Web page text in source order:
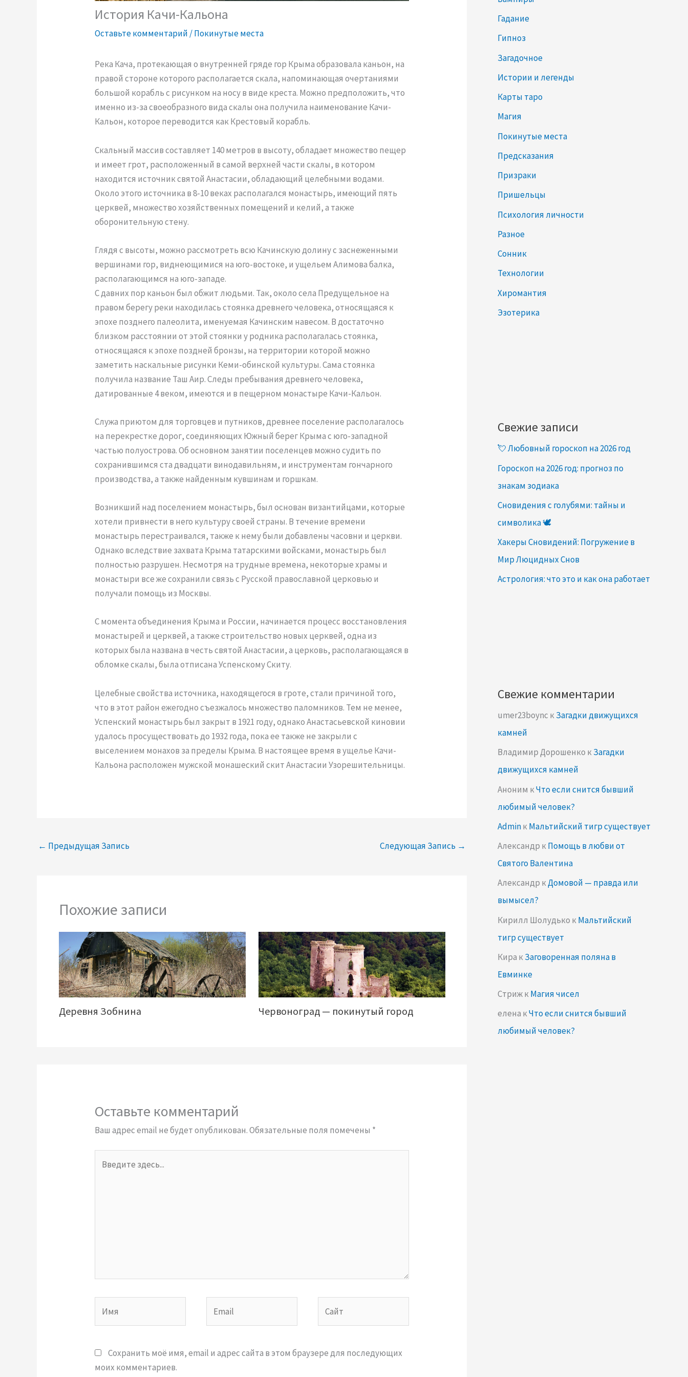
История Качи-Кальона
Оставьте комментарий /Покинутые места
Река Кача, протекающая о внутренней гряде гор Крыма образовала каньон, на
правой стороне которого располагается скала, напоминающая очертаниями
большой корабль с рисунком на носу в виде креста. Можно предположить, что
именно из-за своеобразного вида скалы она получила наименование Качи-
Кальон, которое переводится как Крестовый корабль.
Скальный массив составляет 140 метров в высоту, обладает множество пещер
и имеет грот, расположенный в самой верхней части скалы, в котором
находится источник святой Анастасии, обладающий целебными водами.
Около этого источника в 8-10 веках располагался монастырь, имеющий пять
церквей, множество хозяйственных помещений и келий, а также
оборонительную стену.
Глядя с высоты, можно рассмотреть всю Качинскую долину с заснеженными
вершинами гор, виднеющимися на юго-востоке, и ущельем Алимова балка,
располагающимся на юго-западе.
С давних пор каньон был обжит людьми. Так, около села Предущельное на
правом берегу реки находилась стоянка древнего человека, относящаяся к
эпохе позднего палеолита, именуемая Качинским навесом. В достаточно
близком расстоянии от этой стоянки у родника располагалась стоянка,
относящаяся к эпохе поздней бронзы, на территории которой можно
заметить наскальные рисунки Кеми-обинской культуры. Сама стоянка
получила название Таш Аир. Следы пребывания древнего человека,
датированные 4 веком, имеются и в пещерном монастыре Качи-Кальон.
Служа приютом для торговцев и путников, древнее поселение располагалось
на перекрестке дорог, соединяющих Южный берег Крыма с юго-западной
частью полуострова. Об основном занятии поселенцев можно судить по
сохранившимся ста двадцати винодавильням, и инструментам гончарного
производства, а также найденным кувшинам и горшкам.
Возникший над поселением монастырь, был основан византийцами, которые
хотели привнести в него культуру своей страны. В течение времени
монастырь перестраивался, также к нему были добавлены часовни и церкви.
Однако вследствие захвата Крыма татарскими войсками, монастырь был
полностью разрушен. Несмотря на трудные времена, некоторые храмы и
монастыри все же сохранили связь с Русской православной церковью и
получали помощь из Москвы.
С момента объединения Крыма и России, начинается процесс восстановления
монастырей и церквей, а также строительство новых церквей, одна из
которых была названа в честь святой Анастасии, а церковь, располагающаяся в
обломке скалы, была отписана Успенскому Скиту.
Целебные свойства источника, находящегося в гроте, стали причиной того,
что в этот район ежегодно съезжалось множество паломников. Тем не менее,
Успенский монастырь был закрыт в 1921 году, однако Анастасьевской киновии
удалось просуществовать до 1932 года, пока ее также не закрыли с
выселением монахов за пределы Крыма. В настоящее время в ущелье Качи-
Кальона расположен мужской монашеский скит Анастасии Узорешительницы.
← Предыдущая Запись Следующая Запись →
Похожие записи
Деревня Зобнина Червоноград — покинутый город
Оставьте комментарий
Ваш адрес email не будет опубликован.Обязательные поля помечены *
здесь...
Сохранить моё имя, email и адрес сайта в этом браузере для последующих
моих комментариев.
Гадание
Гипноз
Загадочное
Истории и легенды
Карты таро
Магия
Покинутые места
Предсказания
Призраки
Пришельцы
Психология личности
Разное
Сонник
Технологии
Хиромантия
Эзотерика
Свежие записи
💘 Любовный гороскоп на 2026 год
Гороскоп на 2026 год: прогноз по
знакам зодиака
Сновидения с голубями: тайны и
символика 🕊️
Хакеры Сновидений: Погружение в
Мир Люцидных Снов
Астрология: что это и как она работает
Свежие комментарии
umer23boync кЗагадки движущихся
камней
Владимир Дорошенко кЗагадки
движущихся камней
Аноним кЧто если снится бывший
любимый человек?
AdminкМальтийский тигр существует
Александр кПомощь в любви от
Святого Валентина
Александр кДомовой — правда или
вымысел?
Кирилл Шолудько кМальтийский
тигр существует
Кира кЗаговоренная поляна в
Евминке
СтрижкМагия чисел
елена кЧто если снится бывший
любимый человек?